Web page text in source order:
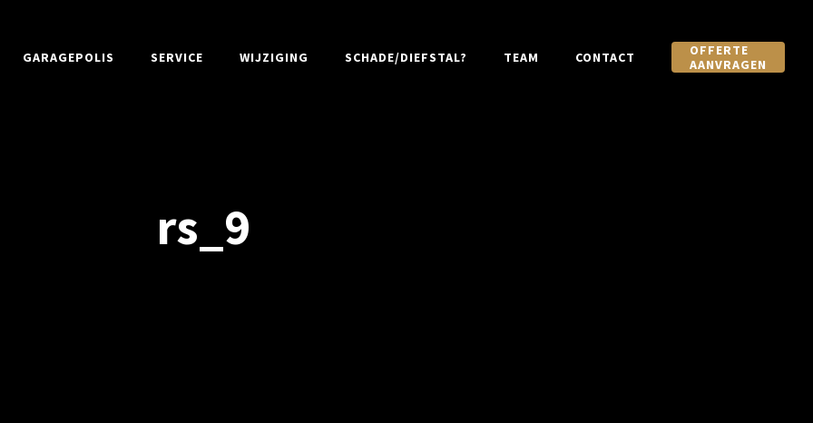
GARAGEPOLIS SERVICE WIJZIGING SCHADE/DIEFSTAL? TEAM CONTACT
OFFERTE
AANVRAGEN
rs_9